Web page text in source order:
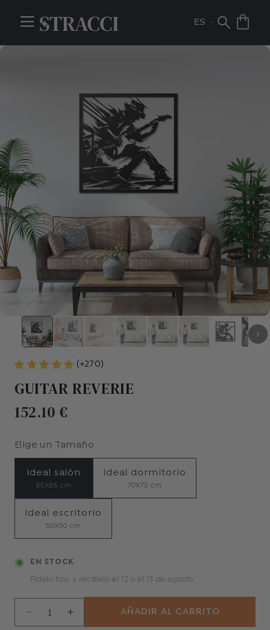
(+270)
GUITAR REVERIE
152.10 €
Elige un Tamaño
Ideal escritorio
50X50 cm
Ideal dormitorio
70X70 cm
Ideal salón
85X85 cm
EN STOCK
Pídelo hoy y recíbeloel 12 o el 13 de agosto
Reducir
Aumentar
AÑADIR AL CARRITO